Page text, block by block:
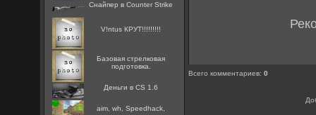
Снайпер в Counter Strike
V!ntus КРУТ!!!!!!!!!
Базовая стрелковая
подготовка.
Деньги в CS 1.6
aim, wh, Speedhack,
Всего комментариев:0